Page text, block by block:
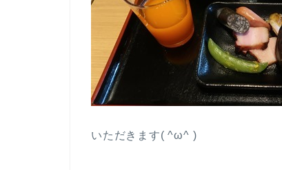
いただきます( ^ω^ )